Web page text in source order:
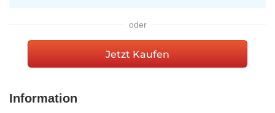
oder
Jetzt Kaufen
Information